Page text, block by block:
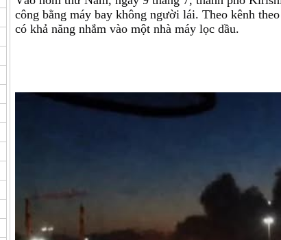
công bằng máy bay không người lái. Theo kênh
có khả năng nhắm vào một nhà máy lọc dầu.